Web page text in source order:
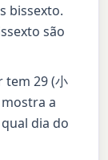
bissexto.
são
tem 29 (小
a
dia do